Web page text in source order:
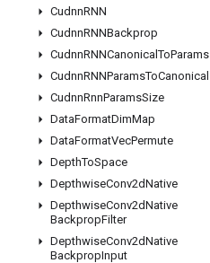
CudnnRNN
CudnnRNNBackprop
CudnnRNNCanonicalToParams
CudnnRNNParamsToCanonical
CudnnRnnParamsSize
DataFormatDimMap
DataFormatVecPermute
DepthToSpace
DepthwiseConv2dNative
DepthwiseConv2dNative
BackpropFilter
DepthwiseConv2dNative
BackpropInput